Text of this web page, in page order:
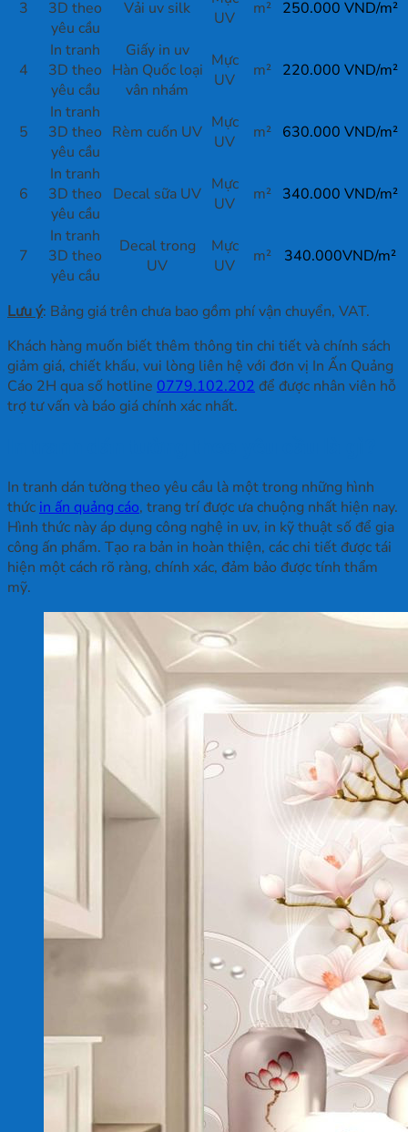
3
3D theo
yêu cầu
Vải uv silk
UV
m² 250.000 VND/m²
4
In tranh
3D theo
yêu cầu
Giấy in uv
Hàn Quốc loại
vân nhám
Mực
UV
m² 220.000 VND/m²
5
In tranh
3D theo
yêu cầu
Rèm cuốn UV Mực
UV
m² 630.000 VND/m²
6
In tranh
3D theo
yêu cầu
Decal sữa UV Mực
UV
m² 340.000 VND/m²
7
In tranh
3D theo
yêu cầu
Decal trong
UV
Mực
UV
m² 340.000VND/m²
Lưu ý: Bảng giá trên chưa bao gồm phí vận chuyển, VAT.
Khách hàng muốn biết thêm thông tin chi tiết và chính sách
giảm giá, chiết khấu, vui lòng liên hệ với đơn vị In Ấn Quảng
Cáo 2H qua số hotline 0779.102.202 để được nhân viên hỗ
trợ tư vấn và báo giá chính xác nhất.
In tranh dán tường theo yêu cầu là một trong những hình
thứcin ấn quảng cáo, trang trí được ưa chuộng nhất hiện nay.
Hình thức này áp dụng công nghệ in uv, in kỹ thuật số để gia
công ấn phẩm. Tạo ra bản in hoàn thiện, các chi tiết được tái
hiện một cách rõ ràng, chính xác, đảm bảo được tính thẩm
mỹ.